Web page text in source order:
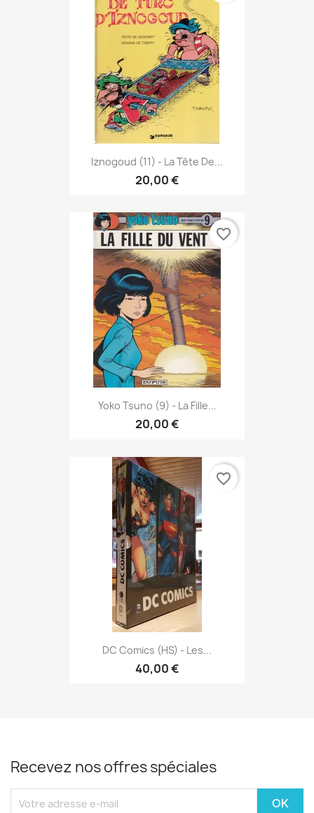
Iznogoud (11) - La Tête De...
20,00 €
Yoko Tsuno (9) - La Fille...
20,00 €
favorite_border
DC Comics (HS) - Les...
40,00 €
favorite_border
Recevez nos offres spéciales